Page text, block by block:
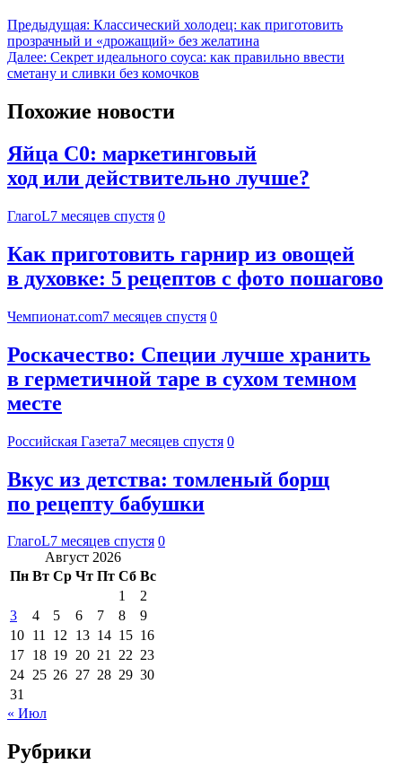
Предыдущая: Классический холодец: как приготовить
прозрачный и «дрожащий» без желатина
Далее: Секрет идеального соуса: как правильно ввести
сметану и сливки без комочков
Похожие новости
Яйца С0: маркетинговый
ход или действительно лучше?
ГлагоL7 месяцев спустя 0
Как приготовить гарнир из овощей
в духовке: 5 рецептов с фото пошагово
Чемпионат.com7 месяцев спустя 0
Роскачество: Специи лучше хранить
в герметичной таре в сухом темном
месте
Российская Газета7 месяцев спустя 0
Вкус из детства: томленый борщ
по рецепту бабушки
ГлагоL7 месяцев спустя 0
Август 2026
Пн Вт Ср Чт Пт Сб Вс
1
2
3
4 5 6 7 8
9
10 11 12 13 14 15 16
17 18 19 20 21 22 23
24 25 26 27 28 29 30
31
« Июл
Рубрики